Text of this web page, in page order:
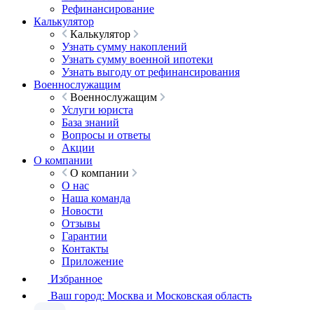
Рефинансирование
Калькулятор
Калькулятор
Узнать сумму накоплений
Узнать сумму военной ипотеки
Узнать выгоду от рефинансирования
Военнослужащим
Военнослужащим
Услуги юриста
База знаний
Вопросы и ответы
Акции
О компании
О компании
О нас
Наша команда
Новости
Отзывы
Гарантии
Контакты
Приложение
Избранное
Ваш город: Москва и Московская область